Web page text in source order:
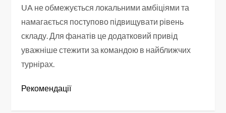
UA не обмежується локальними амбіціями та
намагається поступово підвищувати рівень
складу. Для фанатів це додатковий привід
уважніше стежити за командою в найближчих
турнірах.
Рекомендації